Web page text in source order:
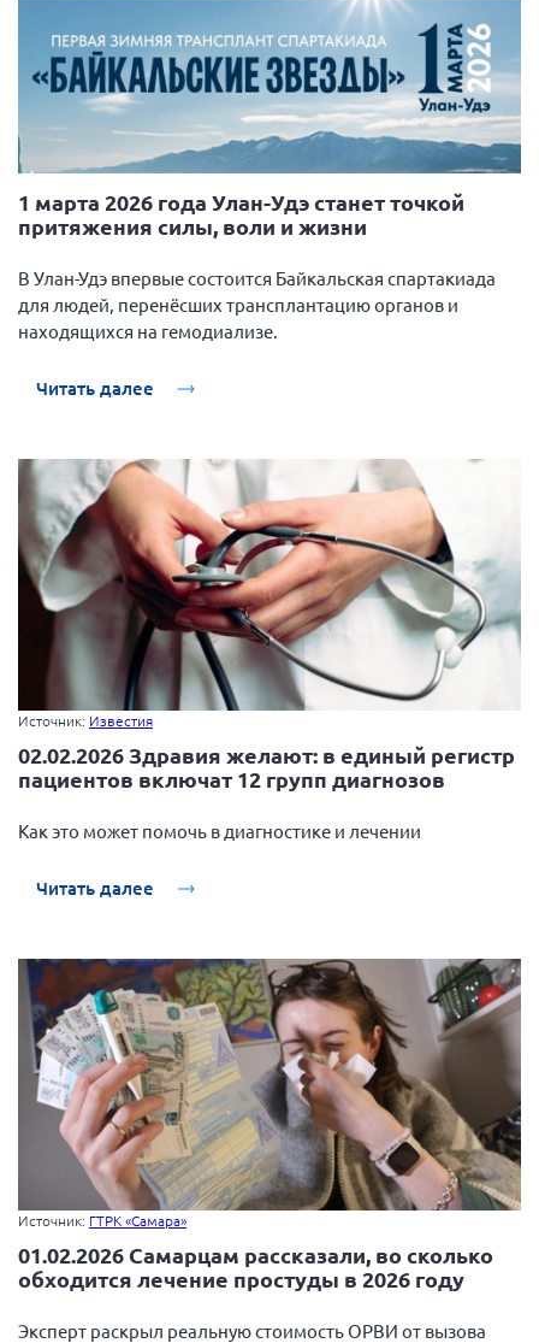
Вице-президент Груба Л.В.
Главный бухгалтер Жаворонкова Г.М.
Конференция ОООИБРС 2026
Конференция ОООИБРС 2025
Экспертный совет ОООИБРС 2025
Конференция ОООИБРС 2024
Конференция ОООИБРС 2023
Конференция ОООИБРС 2022
Конференция ОООИБРС 2021
Конференция ВСЭ 2021
Документы съездов
Первый съезд
Второй съезд
Третий съезд
Четвертый съезд
Пятый съезд
Шестой съезд
ОФ «Фонд содействия больным рассеянным
склерозом»
Новости: Казахстан
Письма и официальные ответы
Публичные отчеты
Исследования, аналитика, мнения
Всероссийская онлайн конференция
"Рассеянный склероз. XX лет работы
ОООИБРС" (25-29.08.2020)
Всероссийская конференция-тренинг
"Рассеянный склероз: новые реалии" (26-
29.05.2022)
Общероссийская РС
Алтайский край
1 марта 2026 года Улан-Удэ станет точкой
притяжения силы, воли и жизни
В Улан-Удэ впервые состоится Байкальская спартакиада
для людей, перенёсших трансплантацию органов и
находящихся на гемодиализе.
Читать далее
Источник: Известия
02.02.2026 Здравия желают: в единый регистр
пациентов включат 12 групп диагнозов
Как это может помочь в диагностике и лечении
Читать далее
Источник: ГТРК «Самара»
01.02.2026 Самарцам рассказали, во сколько
обходится лечение простуды в 2026 году
Эксперт раскрыл реальную стоимость ОРВИ от вызова